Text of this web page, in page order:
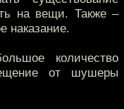
на вещи. Также –
наказание.
количество
от шушеры